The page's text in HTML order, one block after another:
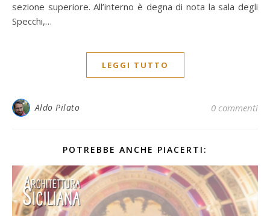
sezione superiore. All’interno è degna di nota la sala degli
Specchi,…
LEGGI TUTTO
Aldo Pilato 0 commenti
POTREBBE ANCHE PIACERTI: